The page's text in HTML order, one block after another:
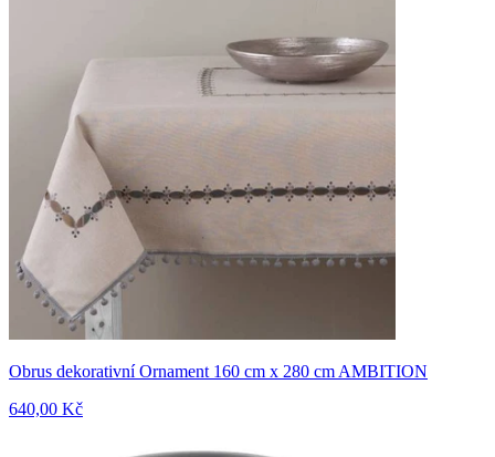
Obrus dekorativní Ornament 160 cm x 280 cm AMBITION
640,00 Kč